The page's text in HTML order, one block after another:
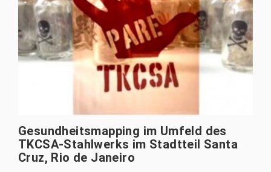
Gesundheitsmapping im Umfeld des
TKCSA-Stahlwerks im Stadtteil Santa
Cruz, Rio de Janeiro